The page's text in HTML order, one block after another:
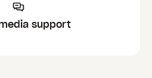
support